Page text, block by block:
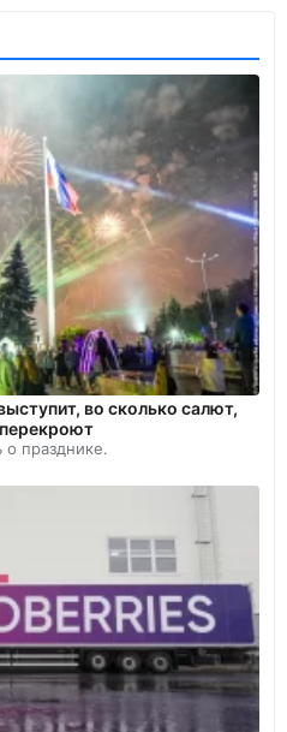
во сколько салют,
перекроют
о празднике.